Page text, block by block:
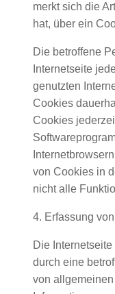
merkt sich die
hat, über ein
Die betroffene
Internetseite
genutzten
Cookies
Cookies
von Cookies in
nicht alle
4. Erfassung
Die
durch eine
von